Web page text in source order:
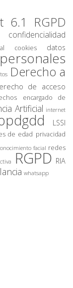
6.1 RGPD
confidencialidad
cookies
datos
Derecho a
de acceso
encargado de
Artificial internet
LSSI
de edad privacidad
facial redes
RGPD RIA
whatsapp